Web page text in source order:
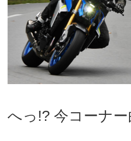
へっ!? 今コーナ